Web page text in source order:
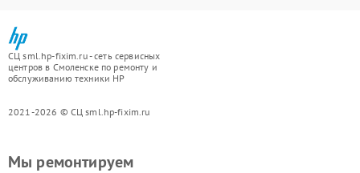
СЦ sml.hp-fixim.ru - сеть сервисных
центров в Смоленске по ремонту и
обслуживанию техники HP
2021-2026 © СЦ sml.hp-fixim.ru
Мы ремонтируем